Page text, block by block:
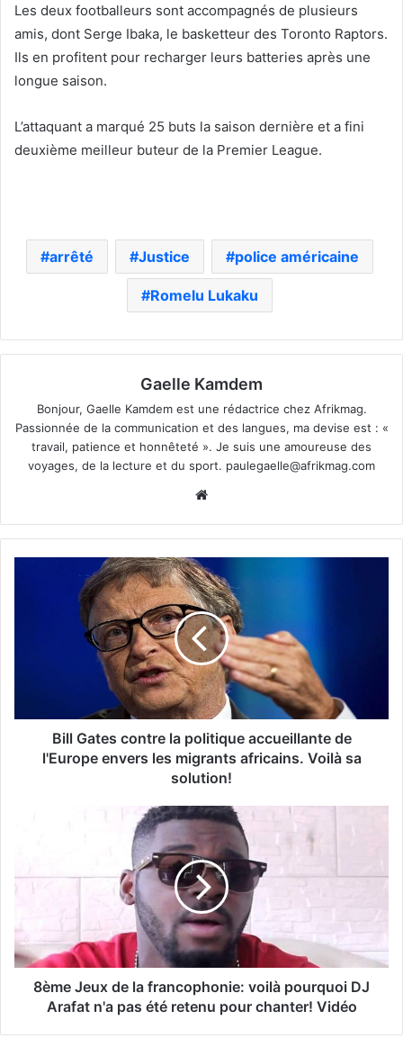
Les deux footballeurs sont accompagnés de plusieurs
amis, dont Serge Ibaka, le basketteur des Toronto Raptors.
Ils en profitent pour recharger leurs batteries après une
longue saison.
L’attaquant a marqué 25 buts la saison dernière et a fini
deuxième meilleur buteur de la Premier League.
arrêté Justice police américaine
Romelu Lukaku
Gaelle Kamdem
Bonjour, Gaelle Kamdem est une rédactrice chez Afrikmag.
Passionnée de la communication et des langues, ma devise est : «
travail, patience et honnêteté ». Je suis une amoureuse des
voyages, de la lecture et du sport. paulegaelle@afrikmag.com
Bill Gates contre la politique accueillante de
l'Europe envers les migrants africains. Voilà sa
solution!
8ème Jeux de la francophonie: voilà pourquoi DJ
Arafat n'a pas été retenu pour chanter! Vidéo